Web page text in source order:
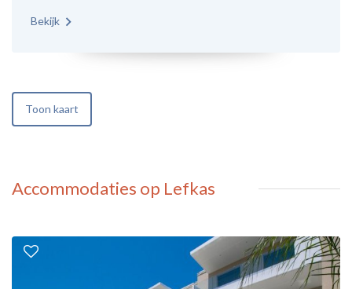
Bekijk
Toon kaart
Accommodaties op Lefkas